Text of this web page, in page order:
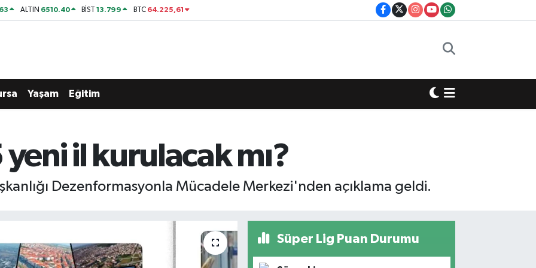
ALTIN 6510.40 BİST13.799 BTC 64.225,61
Yaşam Eğitim
il kurulacak mı?
Dezenformasyonla Mücadele Merkezi'nden açıklama geldi.
Süper Lig Puan Durumu